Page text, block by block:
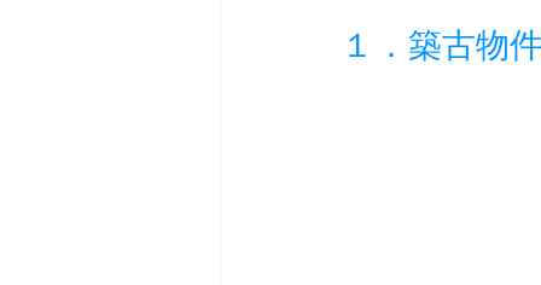
１．築古物